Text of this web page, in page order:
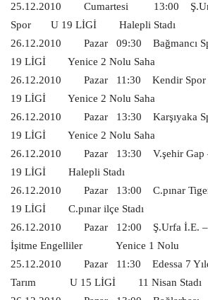
25.12.2010
Cumartesi 13:00
Spor
U 19 LİGİ
Halepli Stadı
26.12.2010
Pazar 09:30 Bağmancı
19 LİGİ
Yenice 2 Nolu Saha
26.12.2010
Pazar 11:30 Kendir Spor
19 LİGİ
Yenice 2 Nolu Saha
26.12.2010
Pazar 13:30 Karşıyaka
19 LİGİ
Yenice 2 Nolu Saha
26.12.2010
Pazar 13:30 V.şehir
19 LİGİ
Halepli Stadı
26.12.2010
Pazar 13:00 C.pınar
19 LİGİ
C.pınar ilçe Stadı
26.12.2010
Pazar 12:00
Ş.Urfa İ.E.
İşitme Engelliler
Yenice 1 Nolu
25.12.2010
Pazar 11:30
Edessa 7
Tarım
U 15 LİGİ
11 Nisan Stadı